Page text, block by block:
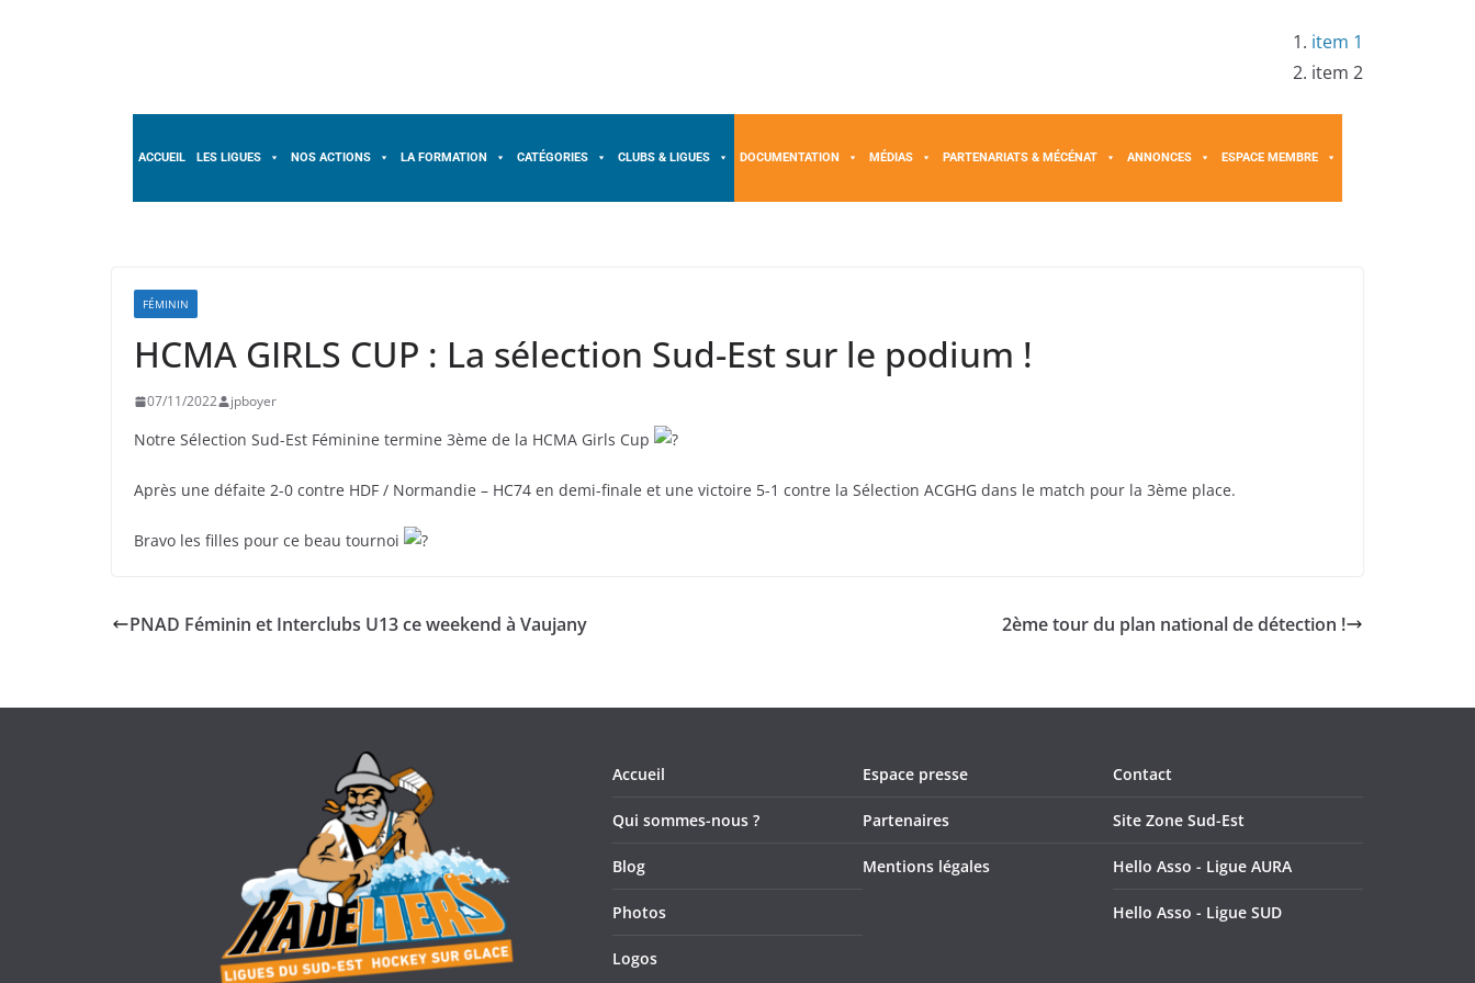
item 1
item 2
ACCUEIL LES LIGUES NOS ACTIONS LA FORMATION CATÉGORIES CLUBS & LIGUES DOCUMENTATION MÉDIAS PARTENARIATS & MÉCÉNAT ANNONCES ESPACE MEMBRE
FÉMININ
HCMA GIRLS CUP : La sélection Sud-Est sur le podium !
07/11/2022 jpboyer
Notre Sélection Sud-Est Féminine termine 3ème de la HCMA Girls Cup
Après une défaite 2-0 contre HDF / Normandie – HC74 en demi-finale et une victoire 5-1 contre la Sélection ACGHG dans le match pour la 3ème place.
Bravo les filles pour ce beau tournoi
PNAD Féminin et Interclubs U13 ce weekend à Vaujany 2ème tour du plan national de détection !
Accueil
Qui sommes-nous ?
Blog
Photos
Logos
Espace presse
Partenaires
Mentions légales
Contact
Site Zone Sud-Est
Hello Asso - Ligue AURA
Hello Asso - Ligue SUD